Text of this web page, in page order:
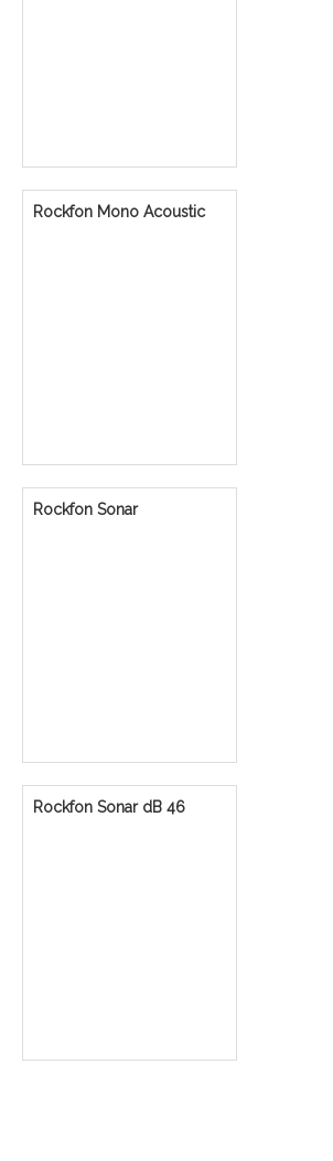
Rockfon Mono Acoustic
Rockfon Sonar
Rockfon Sonar dB 46